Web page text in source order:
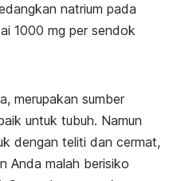
natrium pada
1000 mg per sendok
merupakan sumber
untuk tubuh. Namun
dengan teliti dan cermat,
Anda malah berisiko